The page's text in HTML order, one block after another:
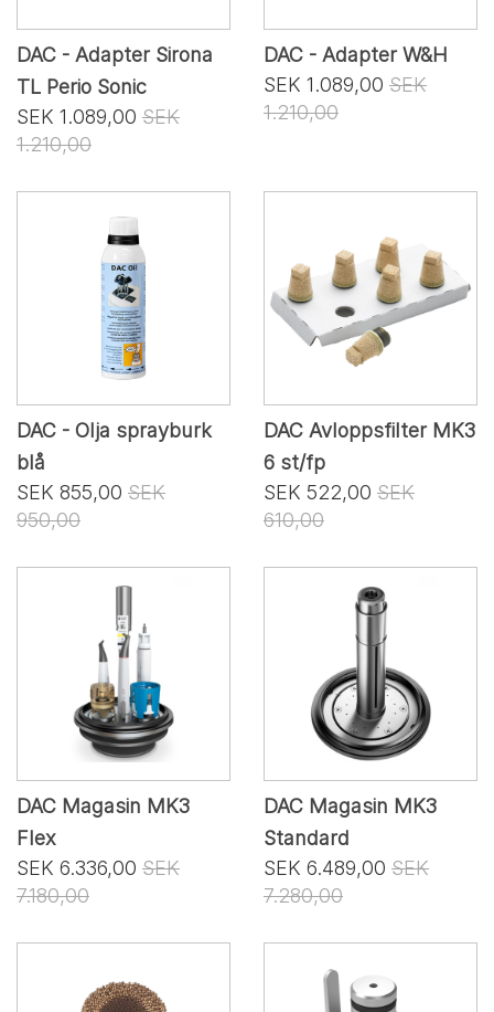
DAC - Adapter Sirona
TL Perio Sonic
SEK 1.089,00 SEK
1.210,00
DAC - Adapter W&H
SEK 1.089,00 SEK
1.210,00
DAC - Olja sprayburk
blå
SEK 855,00 SEK
950,00
DAC Avloppsfilter MK3
6 st/fp
SEK 522,00 SEK
610,00
DAC Magasin MK3
Flex
SEK 6.336,00 SEK
7.180,00
DAC Magasin MK3
Standard
SEK 6.489,00 SEK
7.280,00